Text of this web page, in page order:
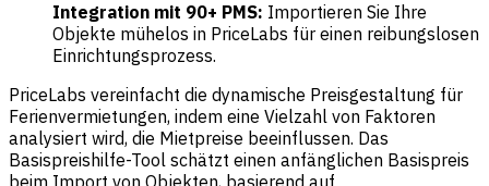
Integration mit 90+ PMS: Importieren Sie Ihre
Objekte mühelos in PriceLabs für einen reibungslosen
Einrichtungsprozess.
PriceLabs vereinfacht die dynamische Preisgestaltung für
Ferienvermietungen, indem eine Vielzahl von Faktoren
analysiert wird, die Mietpreise beeinflussen. Das
Basispreishilfe-Tool schätzt einen anfänglichen Basispreis
beim Import von Objekten, basierend auf